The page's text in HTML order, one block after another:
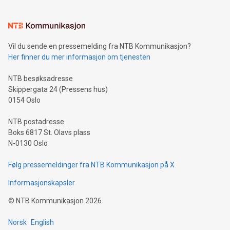
mining.Sound Money: Discover how tamper-proof currency
neutral payment systems support humanitarian
projects.Carbon Footprint: Compare Bitcoin's environmental
event and dive into the critical topics of Bitcoin
Vil du sende en pressemelding fra NTB Kommunikasjon?
Her finner du mer informasjon om tjenesten
NTB besøksadresse
Skippergata 24 (Pressens hus)
0154 Oslo
NTB postadresse
Boks 6817 St. Olavs plass
N-0130 Oslo
Følg pressemeldinger fra NTB Kommunikasjon på X
Informasjonskapsler
© NTB Kommunikasjon 2026
Norsk English